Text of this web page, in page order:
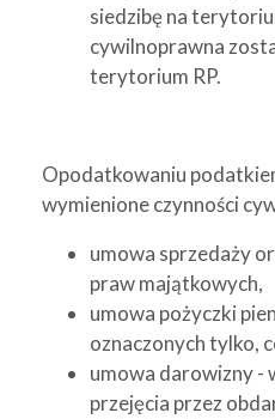
siedzibę na
cywilnoprawna
terytorium RP.
Opodatkowaniu
wymienione czynności
umowa sprzedaży
praw majątkowych,
umowa pożyczki
oznaczonych tylko,
umowa darowizny -
przejęcia przez